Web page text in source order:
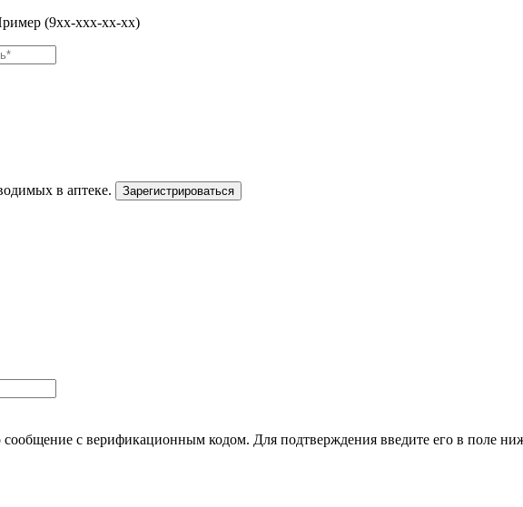
(9хх-ххх-хх-хх)
в аптеке. Зарегистрироваться
с верификационным кодом. Для подтверждения введите его в поле